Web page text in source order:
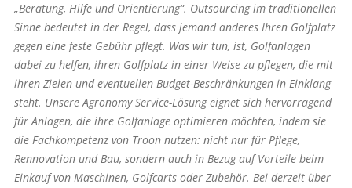
„Beratung, Hilfe und Orientierung“. Outsourcing im traditionellen
Sinne bedeutet in der Regel, dass jemand anderes Ihren Golfplatz
gegen eine feste Gebühr pflegt. Was wir tun, ist, Golfanlagen
dabei zu helfen, ihren Golfplatz in einer Weise zu pflegen, die mit
ihren Zielen und eventuellen Budget-Beschränkungen in Einklang
steht. Unsere Agronomy Service-Lösung eignet sich hervorragend
für Anlagen, die ihre Golfanlage optimieren möchten, indem sie
die Fachkompetenz von Troon nutzen: nicht nur für Pflege,
Rennovation und Bau, sondern auch in Bezug auf Vorteile beim
Einkauf von Maschinen, Golfcarts oder Zubehör. Bei derzeit über